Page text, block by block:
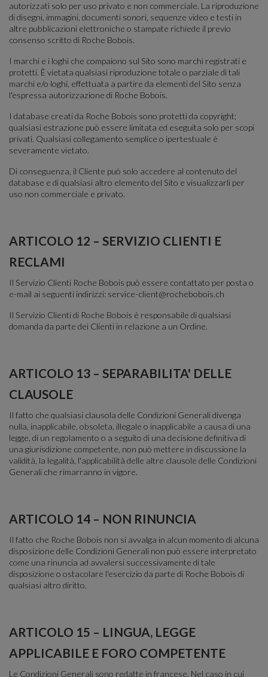
autorizzati solo per uso privato e non commerciale. La riproduzione
di disegni, immagini, documenti sonori, sequenze video e testi in
altre pubblicazioni elettroniche o stampate richiede il previo
consenso scritto di Roche Bobois.
I marchi e i loghi che compaiono sul Sito sono marchi registrati e
protetti. È vietata qualsiasi riproduzione totale o parziale di tali
marchi e/o loghi, effettuata a partire da elementi del Sito senza
l'espressa autorizzazione di Roche Bobois.
I database creati da Roche Bobois sono protetti da copyright;
qualsiasi estrazione può essere limitata ed eseguita solo per scopi
privati. Qualsiasi collegamento semplice o ipertestuale è
severamente vietato.
Di conseguenza, il Cliente può solo accedere al contenuto del
database e di qualsiasi altro elemento del Sito e visualizzarli per
uso non commerciale e privato.
ARTICOLO 12 – SERVIZIO CLIENTI E
RECLAMI
Il Servizio Clienti Roche Bobois può essere contattato per posta o
e-mail ai seguenti indirizzi: service-client@rochebobois.ch
Il Servizio Clienti di Roche Bobois è responsabile di qualsiasi
domanda da parte dei Clienti in relazione a un Ordine.
ARTICOLO 13 – SEPARABILITA' DELLE
CLAUSOLE
Il fatto che qualsiasi clausola delle Condizioni Generali divenga
nulla, inapplicabile, obsoleta, illegale o inapplicabile a causa di una
legge, di un regolamento o a seguito di una decisione definitiva di
una giurisdizione competente, non può mettere in discussione la
validità, la legalità, l'applicabilità delle altre clausole delle Condizioni
Generali che rimarranno in vigore.
ARTICOLO 14 – NON RINUNCIA
Il fatto che Roche Bobois non si avvalga in alcun momento di alcuna
disposizione delle Condizioni Generali non può essere interpretato
come una rinuncia ad avvalersi successivamente di tale
disposizione o ostacolare l'esercizio da parte di Roche Bobois di
qualsiasi altro diritto.
ARTICOLO 15 – LINGUA, LEGGE
APPLICABILE E FORO COMPETENTE
Le Condizioni Generali sono redatte in francese. Nel caso in cui